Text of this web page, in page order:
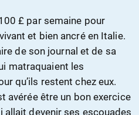
£ par semaine pour
et bien ancré en Italie.
de son journal et de sa
matraquaient les
qu’ils restent chez eux.
avérée être un bon exercice
allait devenir ses escouades